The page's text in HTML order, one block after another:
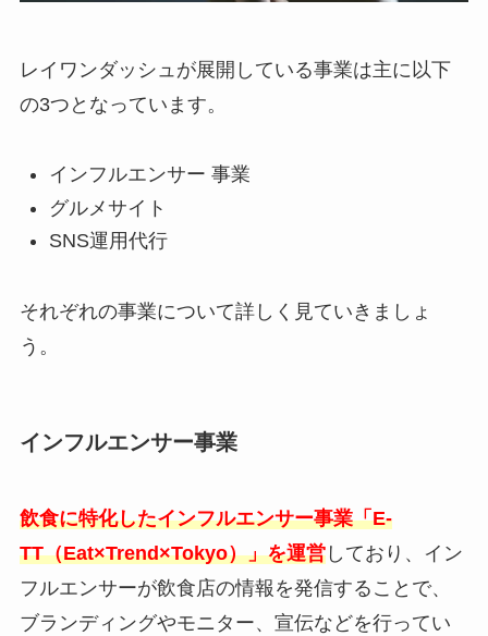
レイワンダッシュが展開している事業は主に以下
の3つとなっています。
インフルエンサー 事業
グルメサイト
SNS運用代行
それぞれの事業について詳しく見ていきましょ
う。
インフルエンサー事業
飲食に特化したインフルエンサー事業「E-
TT（Eat×Trend×Tokyo）」を運営しており、イン
フルエンサーが飲食店の情報を発信することで、
ブランディングやモニター、宣伝などを行ってい